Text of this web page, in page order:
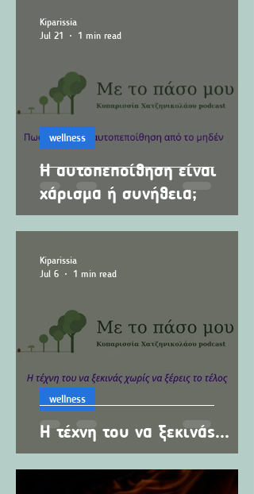
Η αυτοπεποίθηση είναι
χάρισμα ή συνήθεια;
wellness
Kiparissia
Jul 21
1 min read
Η τέχνη του να ξεκινάς...
wellness
Kiparissia
Jul 6
1 min read